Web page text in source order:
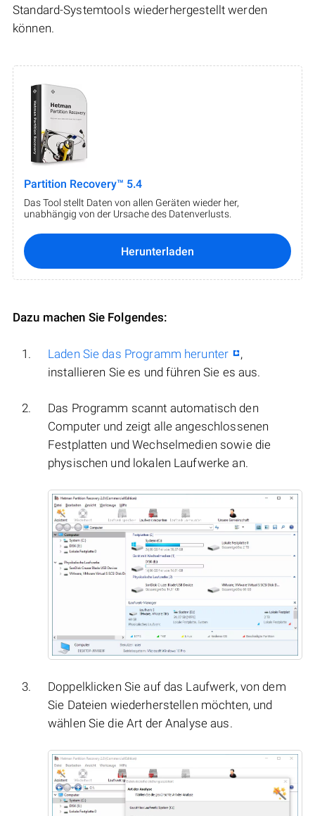
Standard-Systemtools wiederhergestellt werden
können.
Partition Recovery™ 5.4
Das Tool stellt Daten von allen Geräten wieder her,
unabhängig von der Ursache des Datenverlusts.
Herunterladen
Dazu machen Sie Folgendes:
Laden Sie das Programm herunter
,
installieren Sie es und führen Sie es aus.
Das Programm scannt automatisch den
Computer und zeigt alle angeschlossenen
Festplatten und Wechselmedien sowie die
physischen und lokalen Laufwerke an.
Doppelklicken Sie auf das Laufwerk, von dem
Sie Dateien wiederherstellen möchten, und
wählen Sie die Art der Analyse aus.